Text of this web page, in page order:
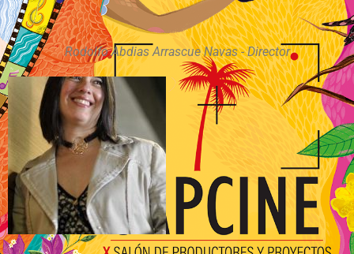
Rodolfo Abdias Arrascue Navas - Director